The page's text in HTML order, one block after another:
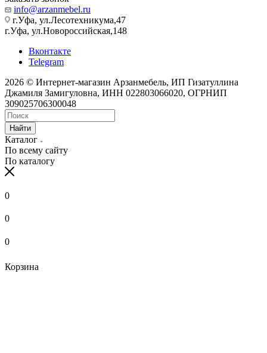
info@arzanmebel.ru
г.Уфа, ул.Лесотехникума,47
г.Уфа, ул.Новороссийская,148
Вконтакте
Telegram
2026 © Интернет-магазин Арзанмебель, ИП Гизатуллина
Джамиля Замигуловна, ИНН 022803066020, ОГРНИП
309025706300048
Найти
Каталог
По всему сайту
По каталогу
0
0
0
Корзина